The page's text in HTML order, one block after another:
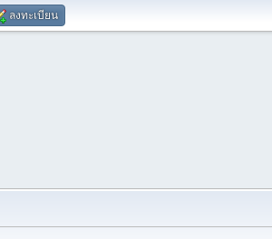
ลงทะเบียน